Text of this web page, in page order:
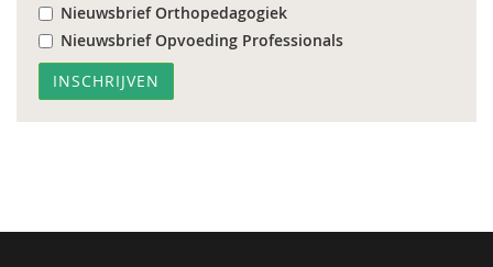
Nieuwsbrief Orthopedagogiek
Nieuwsbrief Opvoeding Professionals